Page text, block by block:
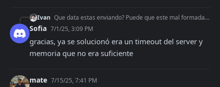
Ivan Que data estas enviando? Puede que este mal formada, suele dar internal server error cuando no esta bien formada
Sofia 7/1/25, 3:09 PM
gracias, ya se solucionó era un timeout del server y
memoria que no era suficiente
mate 7/15/25, 7:41 PM